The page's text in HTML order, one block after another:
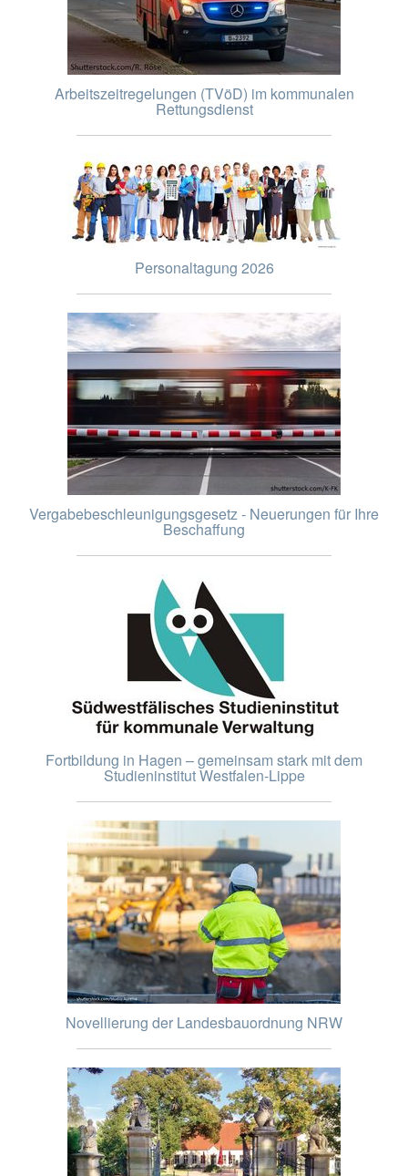
Arbeitszeitregelungen (TVöD) im kommunalen
Rettungsdienst
Personaltagung 2026
Vergabebeschleunigungsgesetz - Neuerungen für Ihre
Beschaffung
Fortbildung in Hagen – gemeinsam stark mit dem
Studieninstitut Westfalen-Lippe
Novellierung der Landesbauordnung NRW